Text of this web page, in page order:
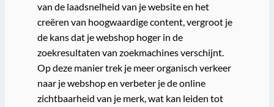
van de laadsnelheid van je website en het
creëren van hoogwaardige content, vergroot je
de kans dat je webshop hoger in de
zoekresultaten van zoekmachines verschijnt.
Op deze manier trek je meer organisch verkeer
naar je webshop en verbeter je de online
zichtbaarheid van je merk, wat kan leiden tot